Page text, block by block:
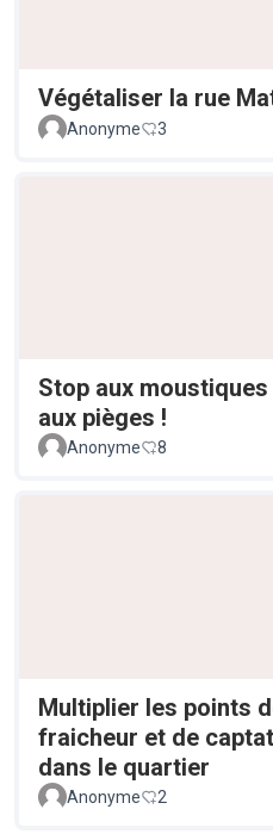
Végétaliser la rue
Anonyme
3
Stop aux
aux pièges !
Anonyme 8
Multiplier les points
fraicheur et de
dans le quartier
Anonyme 2